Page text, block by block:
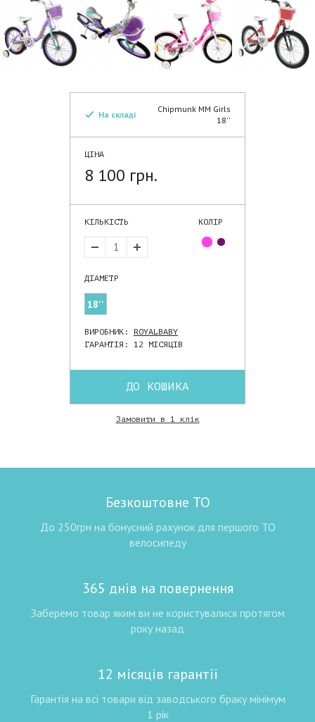
На складі
Chipmunk MM Girls
18''
ЦІНА
8 100 грн.
КІЛЬКІСТЬ КОЛІР
ДIАМЕТР
18''
ВИРОБНИК: ROYALBABY
ГАРАНТІЯ: 12 МІСЯЦІВ
ДО КОШИКА
Замовити в 1 клік
Безкоштовне ТО
До 250грн на бонусний рахунок для першого ТО
велосипеду
365 днів на повернення
Заберемо товар яким ви не користувалися протягом
року назад
12 місяців гарантії
Гарантія на всі товари від заводського браку мінімум
1 рік